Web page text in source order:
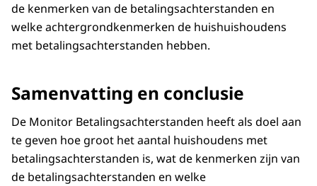
de kenmerken van de betalingsachterstanden en
welke achtergrondkenmerken de huishuishoudens
met betalingsachterstanden hebben.
Samenvatting en conclusie
De Monitor Betalingsachterstanden heeft als doel aan
te geven hoe groot het aantal huishoudens met
betalingsachterstanden is, wat de kenmerken zijn van
de betalingsachterstanden en welke